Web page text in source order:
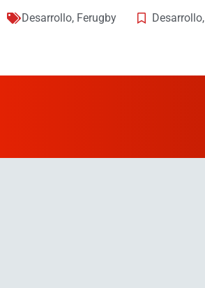
Desarrollo, Ferugby Desarrollo,